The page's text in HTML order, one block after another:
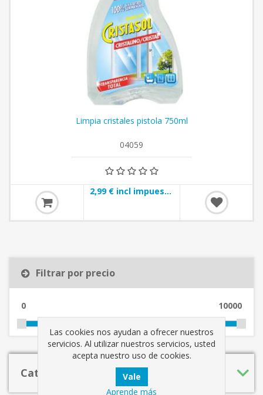
Limpia cristales pistola 750ml
04059
2,99 € incl impuestos
Filtrar por precio
0 10000
Categorías
Las cookies nos ayudan a ofrecer nuestros
servicios. Al utilizar nuestros servicios, usted
acepta nuestro uso de cookies.
Aprende más